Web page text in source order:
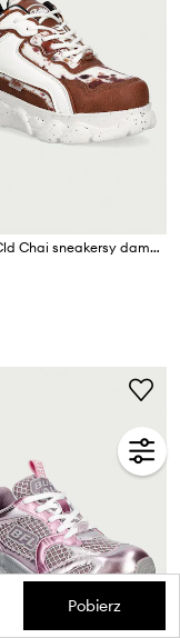
Buffalo Cld Chai sneakersy damskie
Pobierz